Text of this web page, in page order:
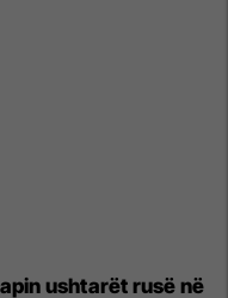
ushtarët rusë në